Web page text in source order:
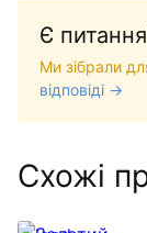
Є
Ми зібрали
відповіді →
Схожі